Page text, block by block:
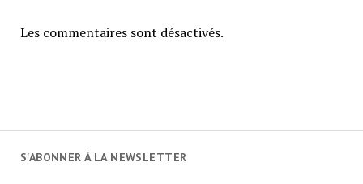
Les commentaires sont désactivés.
S'ABONNER À LA NEWSLETTER